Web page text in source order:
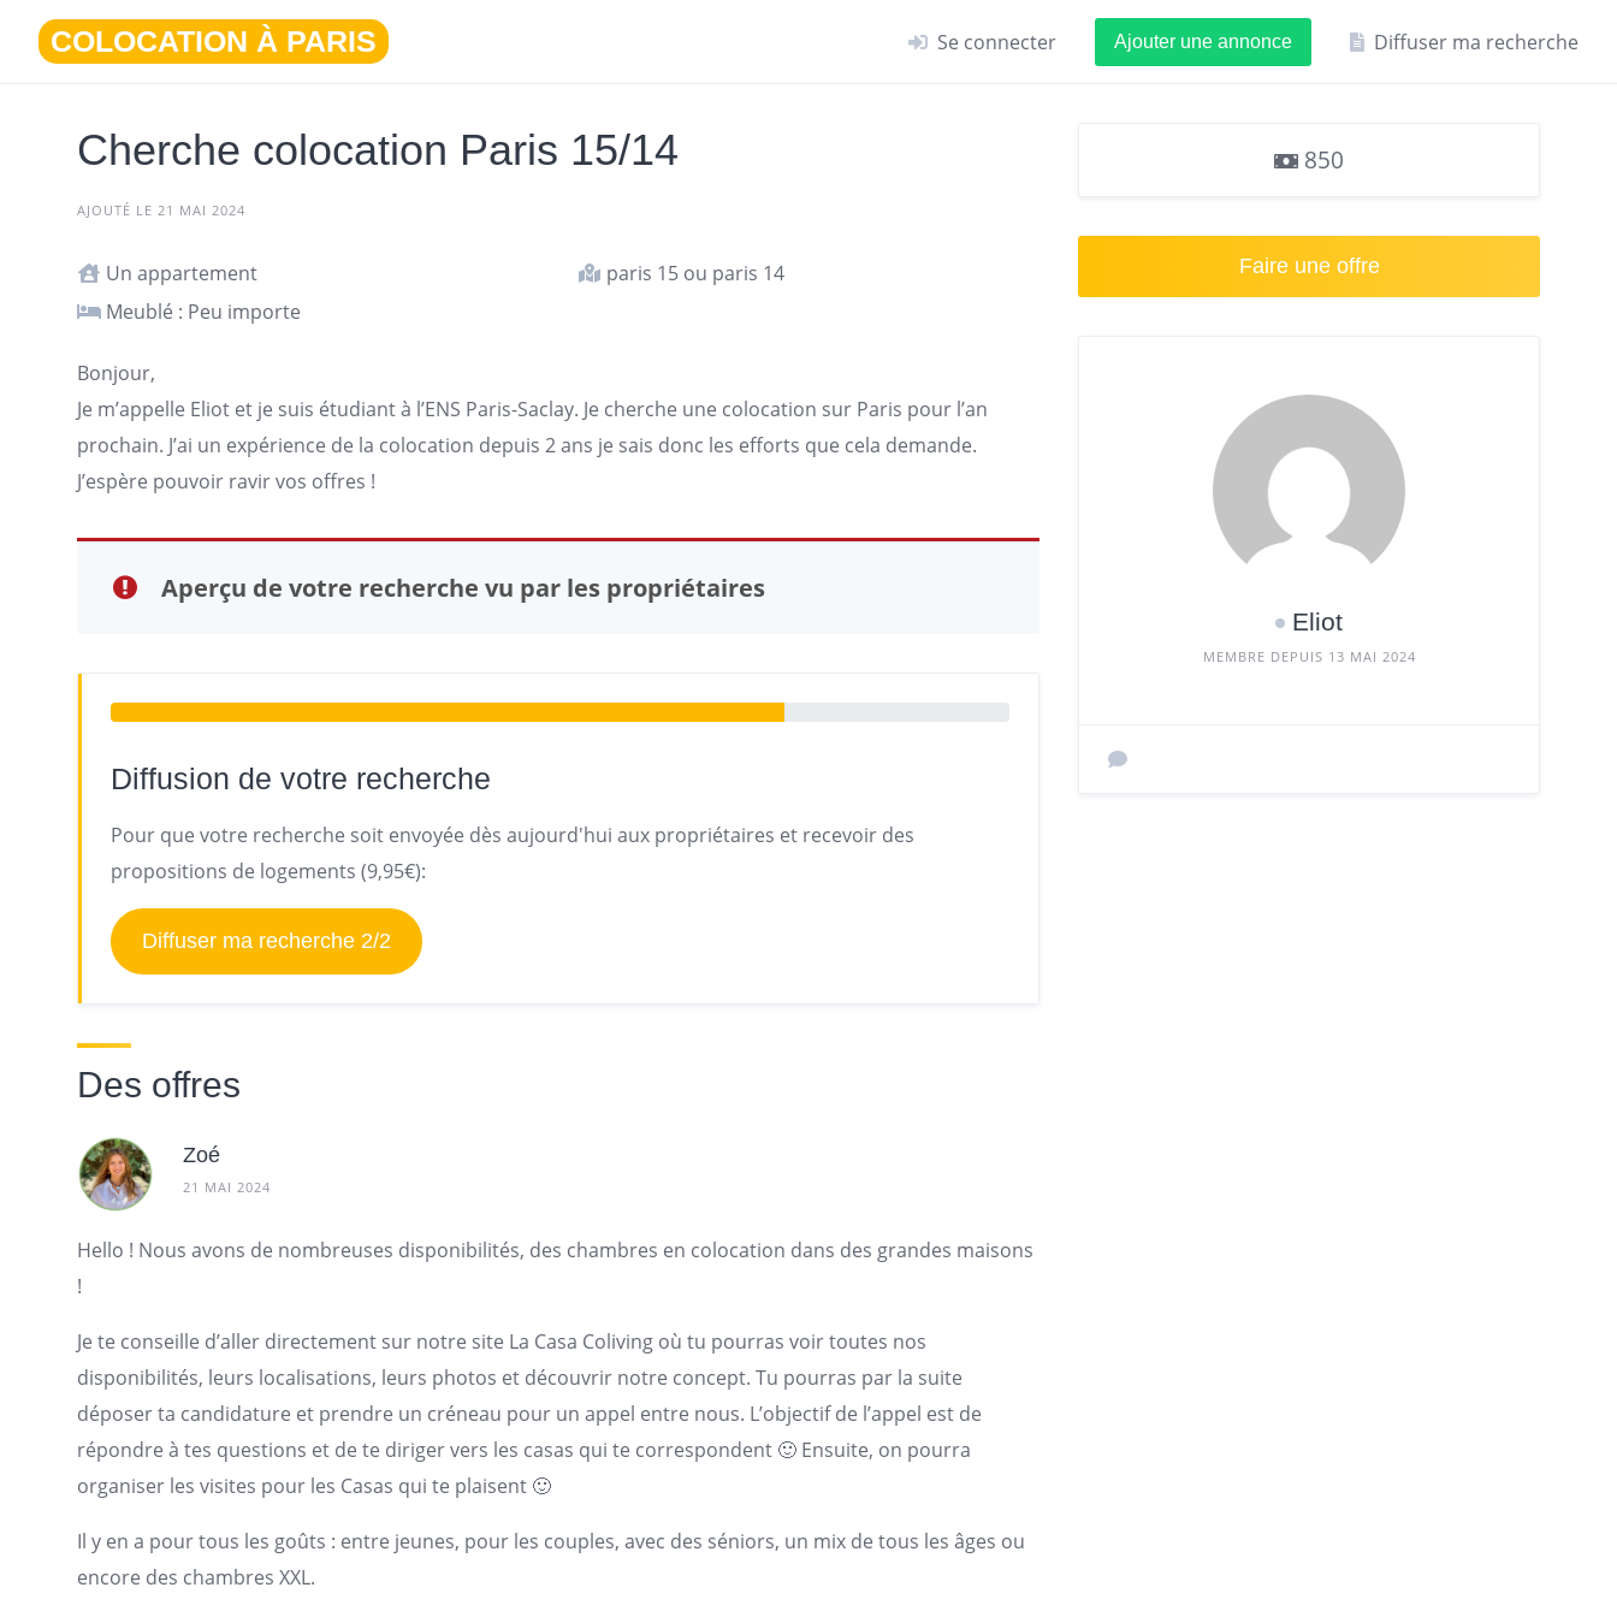
contenu
COLOCATION À PARIS Se connecter Ajouter une annonce Diffuser ma recherche
Cherche colocation Paris 15/14
AJOUTÉ LE 21 MAI 2024
Un appartement
paris 15 ou paris 14
Meublé : Peu importe
Bonjour,
Je m’appelle Eliot et je suis étudiant à l’ENS Paris-Saclay. Je cherche une colocation sur Paris pour l’an
prochain. J’ai un expérience de la colocation depuis 2 ans je sais donc les efforts que cela demande.
J’espère pouvoir ravir vos offres !
Aperçu de votre recherche vu par les propriétaires
Diffusion de votre recherche
Pour que votre recherche soit envoyée dès aujourd'hui aux propriétaires et recevoir des
propositions de logements (9,95€):
Diffuser ma recherche 2/2
Des offres
Zoé
21 MAI 2024
Hello ! Nous avons de nombreuses disponibilités, des chambres en colocation dans des grandes maisons
!
Je te conseille d’aller directement sur notre site La Casa Coliving où tu pourras voir toutes nos
disponibilités, leurs localisations, leurs photos et découvrir notre concept. Tu pourras par la suite
déposer ta candidature et prendre un créneau pour un appel entre nous. L’objectif de l’appel est de
répondre à tes questions et de te diriger vers les casas qui te correspondent 🙂 Ensuite, on pourra
organiser les visites pour les Casas qui te plaisent 🙂
Il y en a pour tous les goûts : entre jeunes, pour les couples, avec des séniors, un mix de tous les âges ou
encore des chambres XXL.
850
Faire une offre
Eliot
MEMBRE DEPUIS 13 MAI 2024